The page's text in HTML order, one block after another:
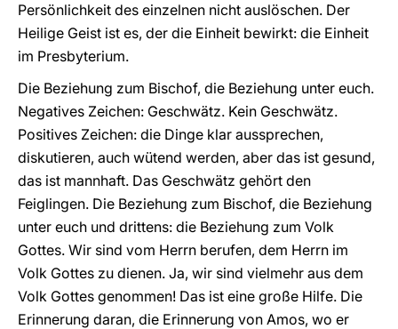
Persönlichkeit des einzelnen nicht auslöschen. Der
Heilige Geist ist es, der die Einheit bewirkt: die Einheit
im Presbyterium.
Die Beziehung zum Bischof, die Beziehung unter euch.
Negatives Zeichen: Geschwätz. Kein Geschwätz.
Positives Zeichen: die Dinge klar aussprechen,
diskutieren, auch wütend werden, aber das ist gesund,
das ist mannhaft. Das Geschwätz gehört den
Feiglingen. Die Beziehung zum Bischof, die Beziehung
unter euch und drittens: die Beziehung zum Volk
Gottes. Wir sind vom Herrn berufen, dem Herrn im
Volk Gottes zu dienen. Ja, wir sind vielmehr aus dem
Volk Gottes genommen! Das ist eine große Hilfe. Die
Erinnerung daran, die Erinnerung von Amos, wo er